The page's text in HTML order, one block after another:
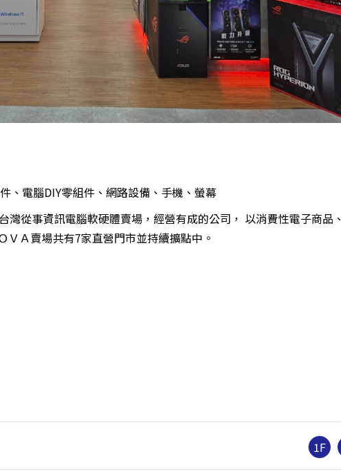
、電腦DIY零組件、網路設備、手機、螢幕
灣從事資訊電腦軟硬體賣場，經營有成的公司， 以消費性電子商品
Ａ賣場共有7家直營門市並持續擴點中。
1F